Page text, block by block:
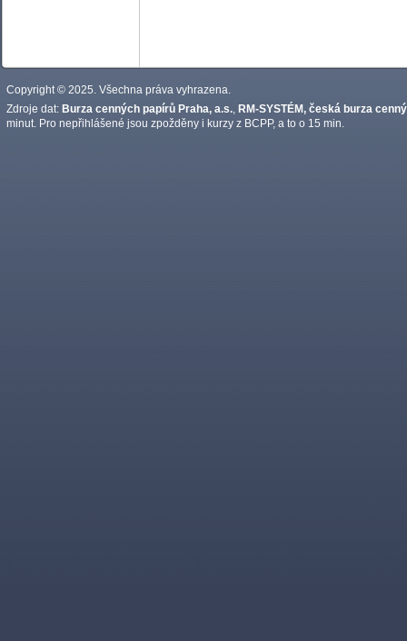
Copyright © 2025. Všechna práva vyhrazena.
Zdroje dat: Burza cenných papírů Praha, a.s. RM-SYSTÉM, česká burza
minut. Pro nepřihlášené jsou zpožděny i kurzy z BCPP, a to o 15 min.